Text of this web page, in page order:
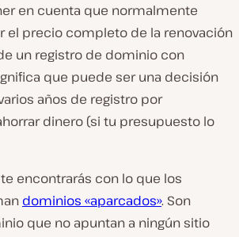
en cuenta que normalmente
el precio completo de la renovación
un registro de dominio con
que puede ser una decisión
años de registro por
dinero (si tu presupuesto lo
encontrarás con lo que los
dominios «aparcados». Son
que no apuntan a ningún sitio